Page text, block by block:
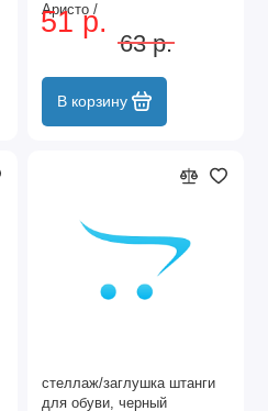
Аристо /
GA0841.VP010.BKBAN.CJ
51 р.
63 р.
В корзину
стеллаж/заглушка штанги
для обуви, черный